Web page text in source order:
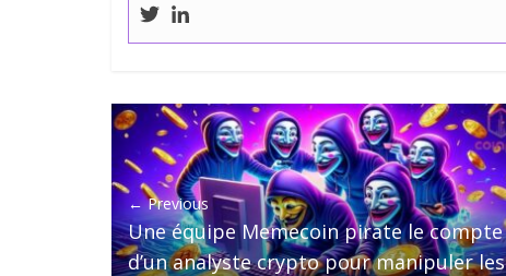
← Previous
Une équipe Memecoin pirate le compte
d’un analyste crypto pour manipuler les